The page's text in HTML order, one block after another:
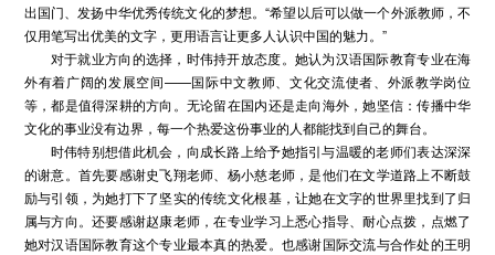
出国门、发扬中华优秀传统文化的梦想。“希望以后可以做一个外派教师，不
仅用笔写出优美的文字，更用语言让更多人认识中国的魅力。”
对于就业方向的选择，时伟持开放态度。她认为汉语国际教育专业在海
外有着广阔的发展空间——国际中文教师、文化交流使者、外派教学岗位
等，都是值得深耕的方向。无论留在国内还是走向海外，她坚信：传播中华
文化的事业没有边界，每一个热爱这份事业的人都能找到自己的舞台。
时伟特别想借此机会，向成长路上给予她指引与温暖的老师们表达深深
的谢意。首先要感谢史飞翔老师、杨小慈老师，是他们在文学道路上不断鼓
励与引领，为她打下了坚实的传统文化根基，让她在文字的世界里找到了归
属与方向。还要感谢赵康老师，在专业学习上悉心指导、耐心点拨，点燃了
她对汉语国际教育这个专业最本真的热爱。也感谢国际交流与合作处的王明